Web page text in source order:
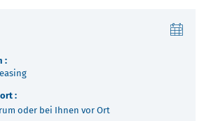
:
:
oder bei Ihnen vor Ort